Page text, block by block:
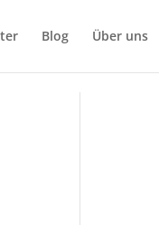
Blog Über uns